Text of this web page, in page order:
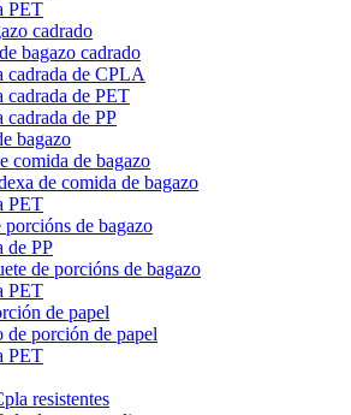
PET
cadrado
bagazo cadrado
cadrada de CPLA
cadrada de PET
cadrada de PP
bagazo
comida de bagazo
de comida de bagazo
PET
porcións de bagazo
de PP
de porcións de bagazo
PET
de papel
de porción de papel
PET
resistentes